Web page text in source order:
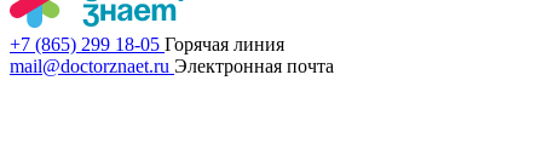
+7 (865) 299 18-05 Горячая линия
mail@doctorznaet.ru Электронная почта